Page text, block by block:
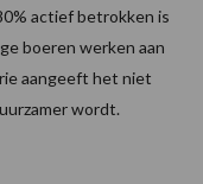
actief betrokken is
boeren werken aan
aangeeft het niet
wordt.